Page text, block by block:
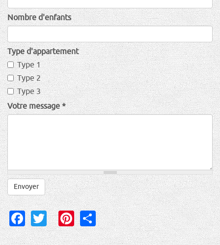
Nombre d'enfants
Type d'appartement
Type 1
Type 2
Type 3
Votre message*
Envoyer
Facebook
TwitterPinterest
Share